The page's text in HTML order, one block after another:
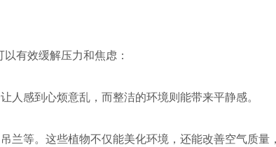
有效缓解压力和焦虑：
人感到心烦意乱，而整洁的环境则能带来平静感。
兰等。这些植物不仅能美化环境，还能改善空气质量